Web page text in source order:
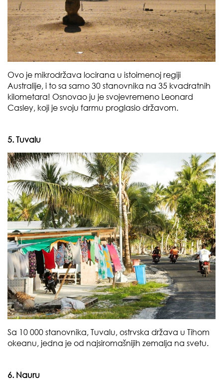
Ovo je mikrodržava locirana u istoimenoj regiji
Australije, i to sa samo 30 stanovnika na 35 kvadratnih
kilometara! Osnovao ju je svojevremeno Leonard
Casley, koji je svoju farmu proglasio državom.
5. Tuvalu
Sa 10 000 stanovnika, Tuvalu, ostrvska država u Tihom
okeanu, jedna je od najsiromašnijih zemalja na svetu.
6. Nauru